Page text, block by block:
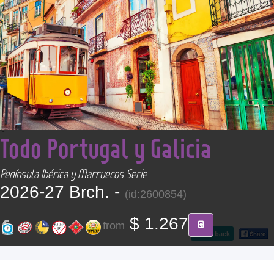
BROCHURE PDF
WHERE TO BUY
FEATURED
ABOUT US
CONTACT
Find your Tour
go back
<
Todo Portugal y Galicia
Península Ibérica y Marruecos Serie
2026-27 Brch. - (id:2600854)
from $ 1.267